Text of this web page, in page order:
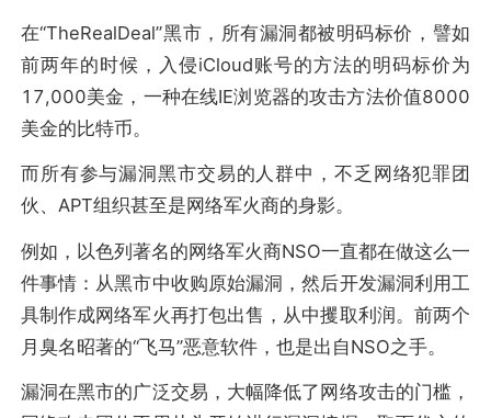
在“TheRealDeal”黑市，所有漏洞都被明码标价，譬如
前两年的时候，入侵iCloud账号的方法的明码标价为
17,000美金，一种在线IE浏览器的攻击方法价值8000
美金的比特币。
而所有参与漏洞黑市交易的人群中，不乏网络犯罪团
伙、APT组织甚至是网络军火商的身影。
例如，以色列著名的网络军火商NSO一直都在做这么一
件事情：从黑市中收购原始漏洞，然后开发漏洞利用工
具制作成网络军火再打包出售，从中攫取利润。前两个
月臭名昭著的“飞马”恶意软件，也是出自NSO之手。
漏洞在黑市的广泛交易，大幅降低了网络攻击的门槛，